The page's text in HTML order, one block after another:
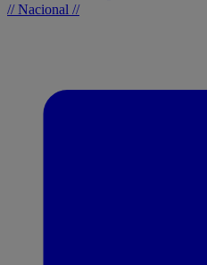
// Nacional //